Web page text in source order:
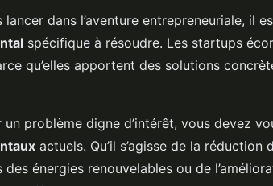
lancer dans l’aventure entrepreneuriale, il
spécifique à résoudre. Les startups
qu’elles apportent des solutions
problème digne d’intérêt, vous devez
actuels. Qu’il s’agisse de la
énergies renouvelables ou de